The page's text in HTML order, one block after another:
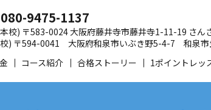
コース紹介 合格ストーリー 1ポイントレッ
9475-1137
校) 〒583-0024 大阪府藤井寺市藤井寺1-11-19 さん
) 〒594-0041 大阪府和泉市いぶき野5-4-7 和泉市